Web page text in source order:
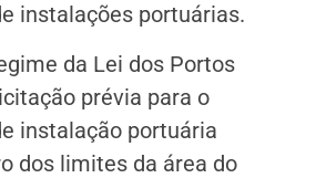
instalações portuárias.
da Lei dos Portos
prévia para o
instalação portuária
dos limites da área do